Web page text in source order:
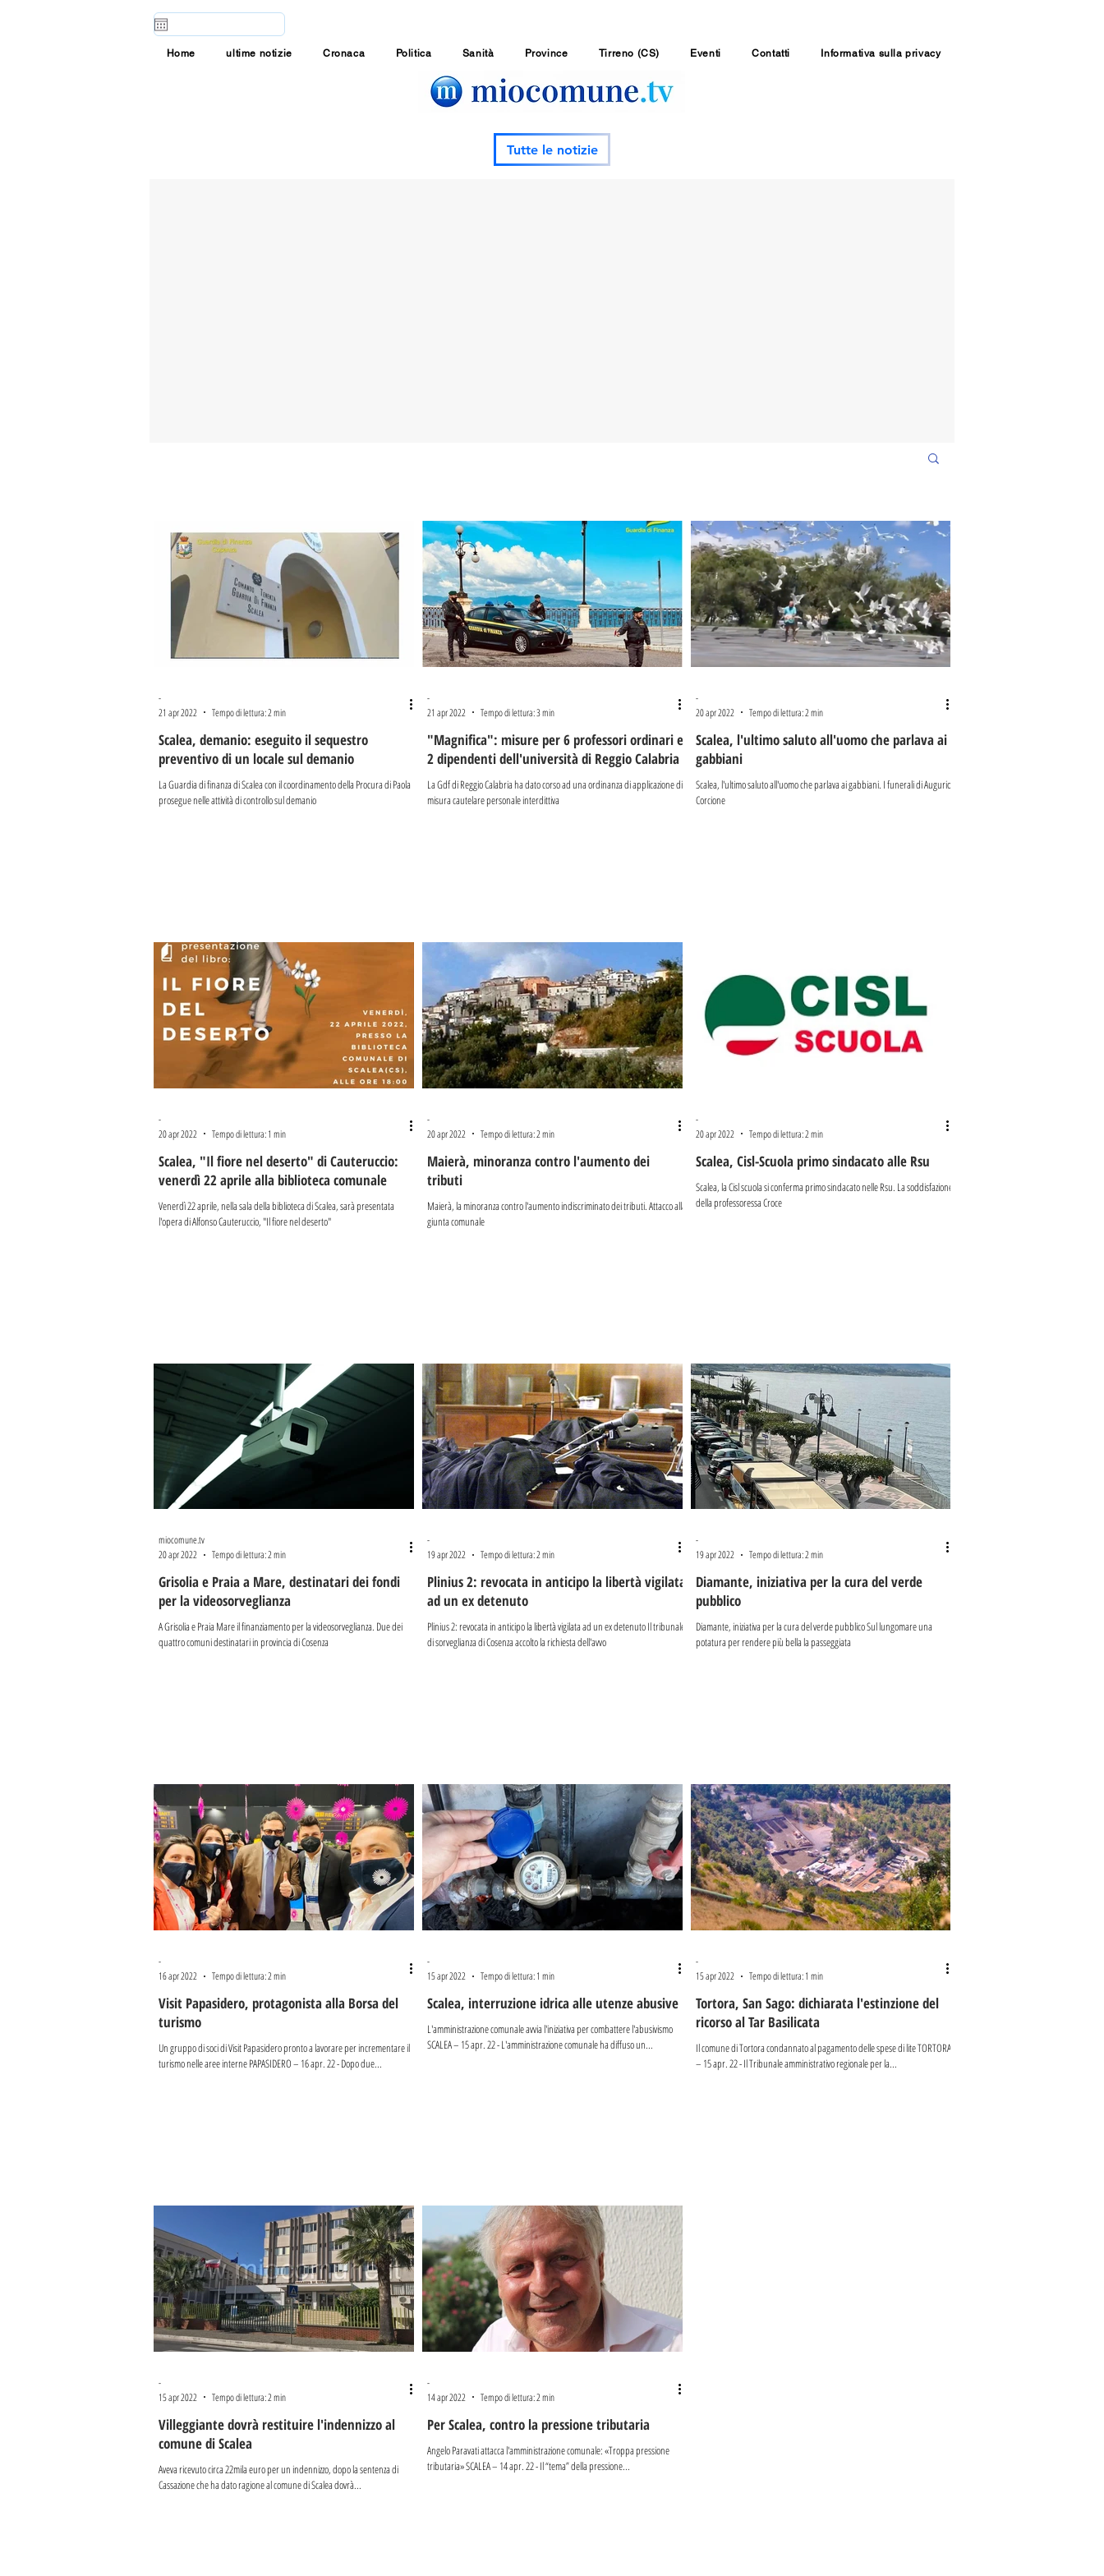
Home ultime notizie Cronaca Politica Sanità Province Tirreno (CS) Eventi Contatti Informativa sulla privacy
Tutte le notizie
Scalea, demanio: eseguito il sequestro
preventivo di un locale sul demanio
La Guardia di finanza di Scalea con il coordinamento della Procura di Paola
prosegue nelle attività di controllo sul demanio
-
21 apr 2022
Tempo di lettura: 2 min
"Magnifica": misure per 6 professori ordinari e
2 dipendenti dell'università di Reggio Calabria
La Gdf di Reggio Calabria ha dato corso ad una ordinanza di applicazione di
misura cautelare personale interdittiva
-
21 apr 2022
Tempo di lettura: 3 min
Scalea, l'ultimo saluto all'uomo che parlava ai
gabbiani
Scalea, l'ultimo saluto all'uomo che parlava ai gabbiani. I funerali di Augurio
Corcione
-
20 apr 2022
Tempo di lettura: 2 min
Scalea, "Il fiore nel deserto" di Cauteruccio:
venerdì 22 aprile alla biblioteca comunale
Venerdì 22 aprile, nella sala della biblioteca di Scalea, sarà presentata
l'opera di Alfonso Cauteruccio, "Il fiore nel deserto"
-
20 apr 2022
Tempo di lettura: 1 min
Maierà, minoranza contro l'aumento dei
tributi
Maierà, la minoranza contro l'aumento indiscriminato dei tributi. Attacco alla
giunta comunale
-
20 apr 2022
Tempo di lettura: 2 min
Scalea, Cisl-Scuola primo sindacato alle Rsu
Scalea, la Cisl scuola si conferma primo sindacato nelle Rsu. La soddisfazione
della professoressa Croce
-
20 apr 2022
Tempo di lettura: 2 min
Grisolia e Praia a Mare, destinatari dei fondi
per la videosorveglianza
A Grisolia e Praia Mare il finanziamento per la videosorveglianza. Due dei
quattro comuni destinatari in provincia di Cosenza
miocomune.tv
20 apr 2022
Tempo di lettura: 2 min
Plinius 2: revocata in anticipo la libertà vigilata
ad un ex detenuto
Plinius 2: revocata in anticipo la libertà vigilata ad un ex detenuto Il tribunale
di sorveglianza di Cosenza accolto la richiesta dell'avvo
-
19 apr 2022
Tempo di lettura: 2 min
Diamante, iniziativa per la cura del verde
pubblico
Diamante, iniziativa per la cura del verde pubblico Sul lungomare una
potatura per rendere più bella la passeggiata
-
19 apr 2022
Tempo di lettura: 2 min
Visit Papasidero, protagonista alla Borsa del
turismo
Un gruppo di soci di Visit Papasidero pronto a lavorare per incrementare il
turismo nelle aree interne PAPASIDERO – 16 apr. 22 - Dopo due...
-
16 apr 2022
Tempo di lettura: 2 min
Scalea, interruzione idrica alle utenze abusive
L'amministrazione comunale avvia l'iniziativa per combattere l'abusivismo
SCALEA – 15 apr. 22 - L'amministrazione comunale ha diffuso un...
-
15 apr 2022
Tempo di lettura: 1 min
Tortora, San Sago: dichiarata l'estinzione del
ricorso al Tar Basilicata
Il comune di Tortora condannato al pagamento delle spese di lite TORTORA
– 15 apr. 22 - Il Tribunale amministrativo regionale per la...
-
15 apr 2022
Tempo di lettura: 1 min
Villeggiante dovrà restituire l'indennizzo al
comune di Scalea
Aveva ricevuto circa 22mila euro per un indennizzo, dopo la sentenza di
Cassazione che ha dato ragione al comune di Scalea dovrà...
-
15 apr 2022
Tempo di lettura: 2 min
Per Scalea, contro la pressione tributaria
Angelo Paravati attacca l'amministrazione comunale: «Troppa pressione
tributaria» SCALEA – 14 apr. 22 - Il “tema” della pressione...
-
14 apr 2022
Tempo di lettura: 2 min